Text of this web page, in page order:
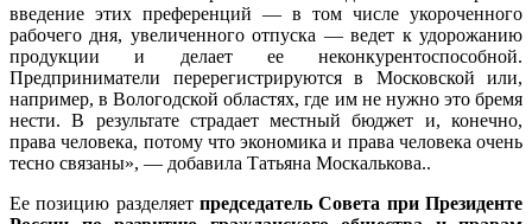
введение этих преференций — в том числе укороченного
рабочего дня, увеличенного отпуска — ведет к удорожанию
продукции и делает ее неконкурентоспособной.
Предприниматели перерегистрируются в Московской или,
например, в Вологодской областях, где им не нужно это бремя
нести. В результате страдает местный бюджет и, конечно,
права человека, потому что экономика и права человека очень
тесно связаны», — добавила Татьяна Москалькова..
Ее позицию разделяет председатель Совета при Президенте